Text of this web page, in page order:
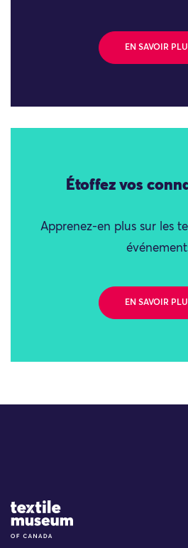
EN SAVOIR
Étoffez vos
Apprenez-en plus sur les
EN SAVOIR
Site Logo